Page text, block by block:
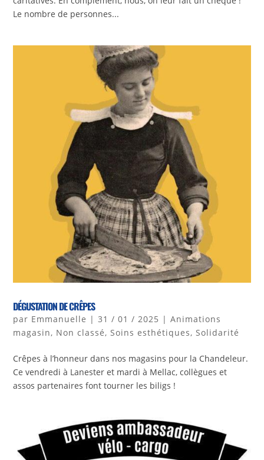
Le nombre de personnes...
DÉGUSTATION DE CRÊPES
par Emmanuelle |31 / 01 / 2025 |Animations
magasin, Non classé,Soins esthétiques,Solidarité
Crêpes à l’honneur dans nos magasins pour la Chandeleur.
Ce vendredi à Lanester et mardi à Mellac, collègues et
assos partenaires font tourner les biligs !